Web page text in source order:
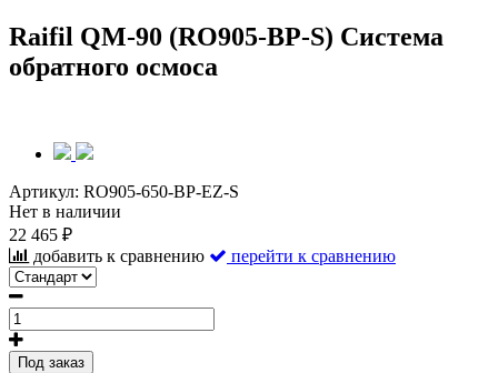
Raifil QM-90 (RO905-BP-S) Система
обратного осмоса
Артикул: RO905-650-BP-EZ-S
Нет в наличии
22 465 ₽
добавить к сравнению
перейти к сравнению
Под заказ